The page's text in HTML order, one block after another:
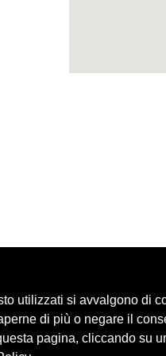
utilizzati si avvalgono di
di più o negare il
pagina, cliccando su